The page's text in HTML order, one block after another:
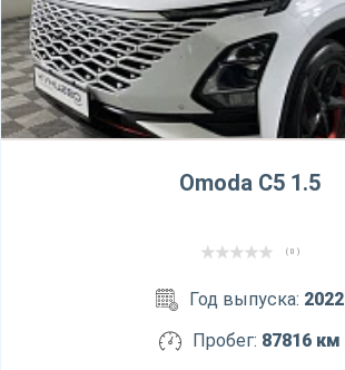
Omoda C5 1.5
( 0 )
Год выпуска: 2022
Пробег: 87816 км